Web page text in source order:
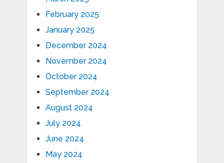
February 2025
January 2025
December 2024
November 2024
October 2024
September 2024
August 2024
July 2024
June 2024
May 2024